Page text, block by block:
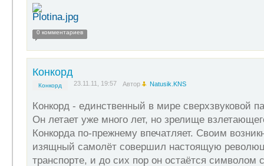
0 комментариев
Конкорд
Конкорд 23.11.11, 19:57 Автор Natusik.KNS
Конкорд - единственный в мире сверхзвуковой
Он летает уже много лет, но зрелище
Конкорда по-прежнему впечатляет. Своим
изящный самолёт совершил настоящую
транспорте, и до сих пор он остаётся символом